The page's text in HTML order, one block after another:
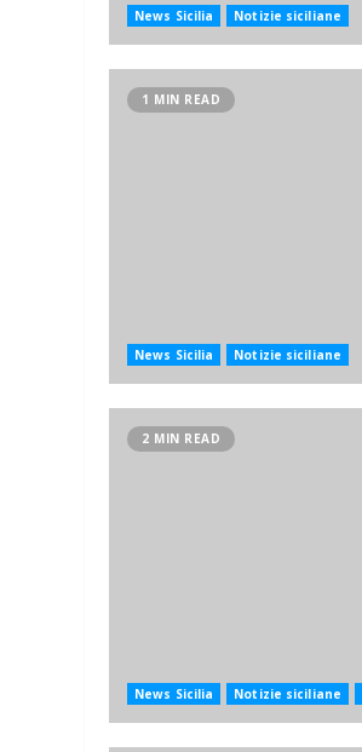
News Sicilia Notizie siciliane
1 MIN READ
News Sicilia Notizie siciliane
2 MIN READ
News Sicilia Notizie siciliane